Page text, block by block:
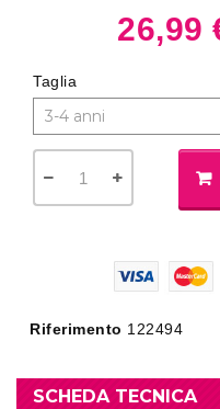
26,99
Taglia
Riferimento 122494
SCHEDA TECNICA